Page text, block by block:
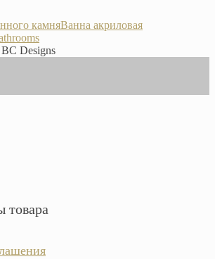
камняВанна акриловая
Designs
товара